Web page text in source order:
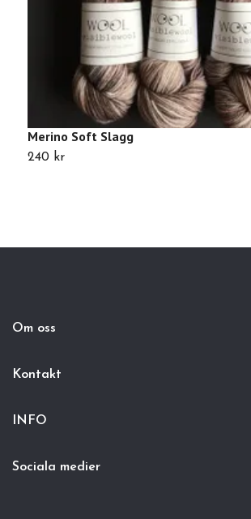
Merino Soft Slagg
240 kr
Om oss
Kontakt
INFO
Sociala medier